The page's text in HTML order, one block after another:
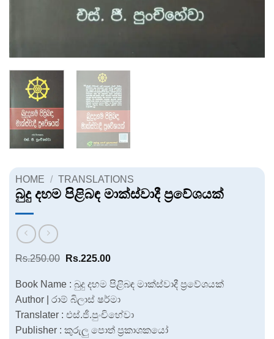
HOME / TRANSLATIONS
බුදු දහම පිළිබඳ මාක්ස්වාදී ප්‍රවේශයක්
Rs.250.00 Original
Rs.250.00.
Rs.225.00Current
is:
Rs.225.00.
Book Name : බුදු දහම පිළිබඳ මාක්ස්වාදී ප්‍රවේශයක්
Author | රාම් බිලාස් ෂර්මා
Translater : එස්.ජී.පුංචිහේවා
Publisher : කුරුලු පොත් ප්‍රකාශකයෝ